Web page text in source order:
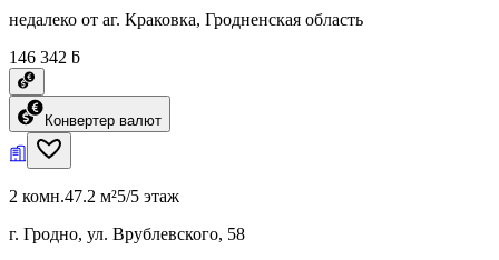
недалеко от аг. Краковка, Гродненская область
146 342 ƃ
Конвертер валют
2 комн.47.2 м²5/5 этаж
г. Гродно, ул. Врублевского, 58